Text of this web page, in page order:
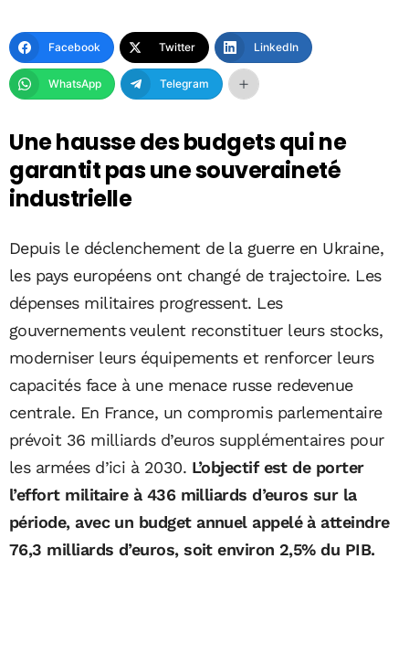
Facebook Twitter LinkedIn
WhatsApp Telegram
Une hausse des budgets qui ne
garantit pas une souveraineté
industrielle
Depuis le déclenchement de la guerre en Ukraine,
les pays européens ont changé de trajectoire. Les
dépenses militaires progressent. Les
gouvernements veulent reconstituer leurs stocks,
moderniser leurs équipements et renforcer leurs
capacités face à une menace russe redevenue
centrale. En France, un compromis parlementaire
prévoit 36 milliards d’euros supplémentaires pour
les armées d’ici à 2030. L’objectif est de porter
l’effort militaire à 436 milliards d’euros sur la
période, avec un budget annuel appelé à atteindre
76,3 milliards d’euros, soit environ 2,5% du PIB.